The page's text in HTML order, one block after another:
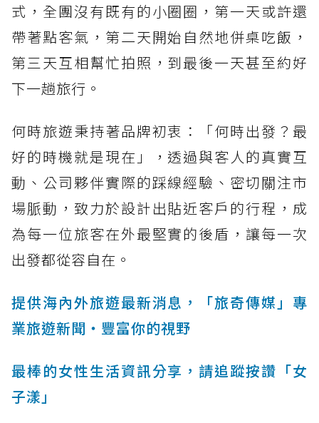
式，全團沒有既有的小圈圈，第一天或許還
帶著點客氣，第二天開始自然地併桌吃飯，
第三天互相幫忙拍照，到最後一天甚至約好
下一趟旅行。
何時旅遊秉持著品牌初衷：「何時出發？最
好的時機就是現在」，透過與客人的真實互
動、公司夥伴實際的踩線經驗、密切關注市
場脈動，致力於設計出貼近客戶的行程，成
為每一位旅客在外最堅實的後盾，讓每一次
出發都從容自在。
提供海內外旅遊最新消息，「旅奇傳媒」專
業旅遊新聞‧豐富你的視野
最棒的女性生活資訊分享，請追蹤按讚「女
子漾」